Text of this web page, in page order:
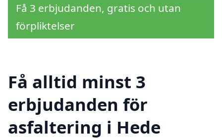
Få 3 erbjudanden, gratis och utan
förpliktelser
Få alltid minst 3
erbjudanden för
asfaltering i Hede